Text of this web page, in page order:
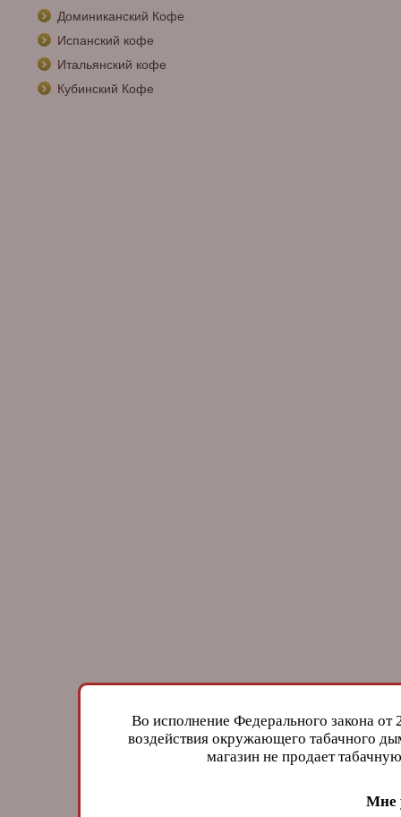
Доминиканский Кофе
Испанский кофе
Итальянский кофе
Кубинский Кофе
Во исполнение Федерального закона
воздействия окружающего табачного
магазин не продает
Мне